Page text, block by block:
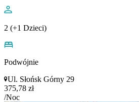
2 (+1 Dzieci)
Podwójnie
Ul. Słońsk Górny 29
375,78 zł
/Noc